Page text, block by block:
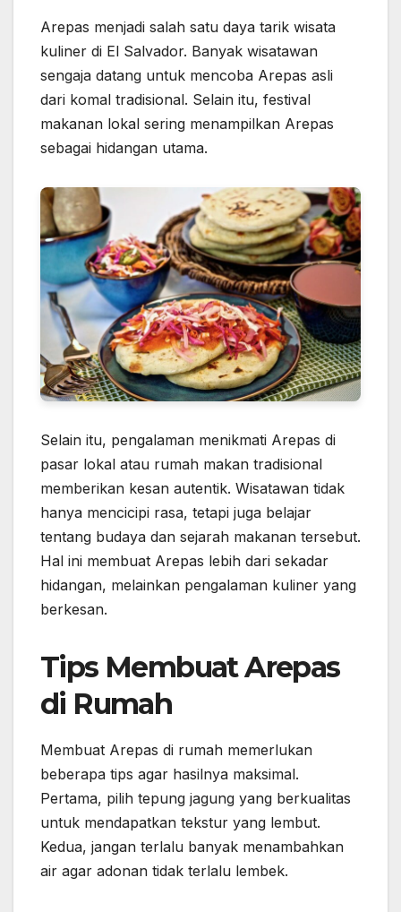
Arepas menjadi salah satu daya tarik wisata
kuliner di El Salvador. Banyak wisatawan
sengaja datang untuk mencoba Arepas asli
dari komal tradisional. Selain itu, festival
makanan lokal sering menampilkan Arepas
sebagai hidangan utama.
Selain itu, pengalaman menikmati Arepas di
pasar lokal atau rumah makan tradisional
memberikan kesan autentik. Wisatawan tidak
hanya mencicipi rasa, tetapi juga belajar
tentang budaya dan sejarah makanan tersebut.
Hal ini membuat Arepas lebih dari sekadar
hidangan, melainkan pengalaman kuliner yang
berkesan.
Tips Membuat Arepas
di Rumah
Membuat Arepas di rumah memerlukan
beberapa tips agar hasilnya maksimal.
Pertama, pilih tepung jagung yang berkualitas
untuk mendapatkan tekstur yang lembut.
Kedua, jangan terlalu banyak menambahkan
air agar adonan tidak terlalu lembek.